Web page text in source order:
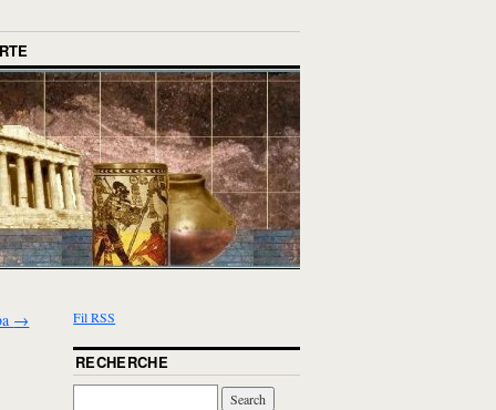
→ Fil RSS
RECHERCHE